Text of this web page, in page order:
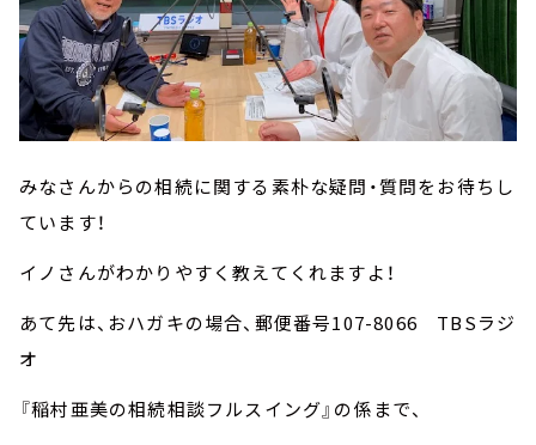
みなさんからの相続に関する素朴な疑問・質問をお待ちし
ています！
イノさんがわかりやすく教えてくれますよ！
あて先は、おハガキの場合、郵便番号107-8066 TBSラジ
オ
『稲村亜美の相続相談フルスイング』の係まで、